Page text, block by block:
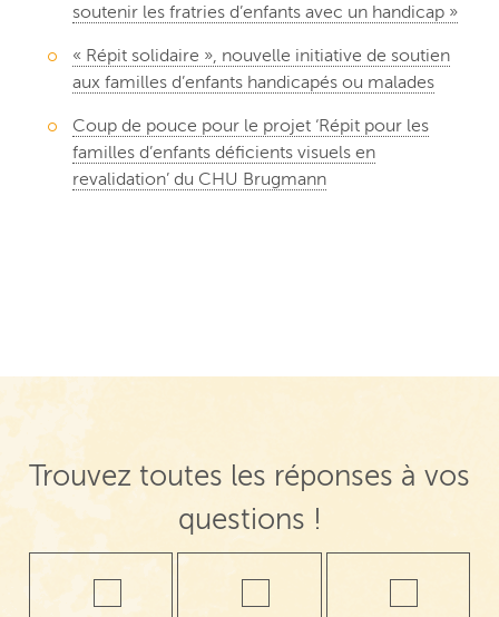
soutenir les fratries d’enfants avec un handicap »
« Répit solidaire », nouvelle initiative de soutien
aux familles d’enfants handicapés ou malades
Coup de pouce pour le projet ‘Répit pour les
familles d’enfants déficients visuels en
revalidation’ du CHU Brugmann
Trouvez toutes les réponses à vos
questions !